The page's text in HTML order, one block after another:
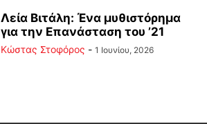
Λεία Βιτάλη: Ένα μυθιστόρημα
για την Επανάσταση του ’21
Κώστας Στοφόρος - 1 Ιουνίου, 2026